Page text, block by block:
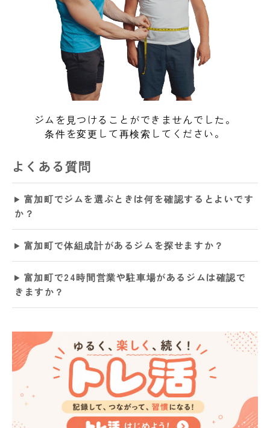
ジムを見つけることができませんでした。
条件を変更して再検索してください。
よくある質問
富加町でジムを選ぶときは何を確認するとよいです
か？
富加町で体組成計があるジムを探せますか？
富加町で24時間営業や駐車場があるジムは確認で
きますか？